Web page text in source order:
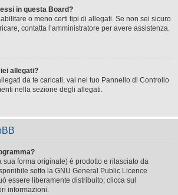
in questa Board?
o meno certi tipi di allegati. Se non sei sicuro
contatta l’amministratore per avere assistenza.
allegati?
da te caricati, vai nel tuo Pannello di Controllo
nella sezione degli allegati.
sua forma originale) è prodotto e rilasciato da
sotto la GNU General Public Licence
essere liberamente distribuito; clicca sul
informazioni.